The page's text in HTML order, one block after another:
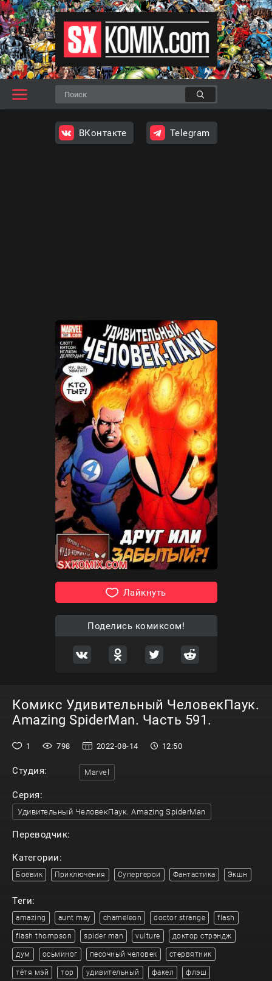
ВКонтакте Telegram
Лайкнуть
Поделись комиксом!
Комикс Удивительный ЧеловекПаук.
Amazing SpiderMan. Часть 591.
1 798 2022-08-14 12:50
Студия: Marvel
Серия:
Удивительный ЧеловекПаук. Amazing SpiderMan
Переводчик:
Категории:
Боевик Приключения Супергерои Фантастика Экшн
Теги:
amazing aunt may chameleon doctor strange flash
flash thompson spider man vulture доктор стрэндж
дум осьминог песочный человек стервятник
тётя мэй тор удивительный факел флэш